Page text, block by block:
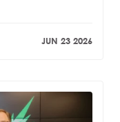
JUN 23 2026